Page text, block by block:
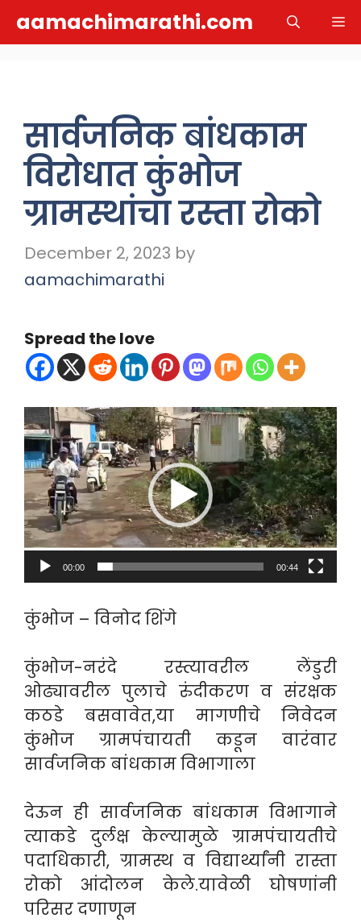
aamachimarathi.com
सार्वजनिक बांधकाम
विरोधात कुंभोज
ग्रामस्थांचा रस्ता रोको
December 2, 2023 by
aamachimarathi
Spread the love
Video
Player
00:00 00:44
कुंभोज – विनोद शिंगे
कुंभोज-नरंदे रस्त्यावरील लेंडुरी
ओढ्यावरील पुलाचे रुंदीकरण व संरक्षक
कठडे बसवावेत,या मागणीचे निवेदन
कुंभोज ग्रामपंचायती कडून वारंवार
सार्वजनिक बांधकाम विभागाला
देऊन ही सार्वजनिक बांधकाम विभागाने
त्याकडे दुर्लक्ष केल्यामुळे ग्रामपंचायतीचे
पदाधिकारी, ग्रामस्थ व विद्यार्थ्यांनी रास्ता
रोको आंदोलन केले.यावेळी घोषणांनी
परिसर दणाणून